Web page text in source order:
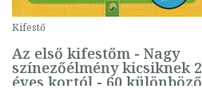
Kifestő
Az első kifestőm - Nagy
színezőélmény kicsiknek 2
éves kortól - 60 különböző